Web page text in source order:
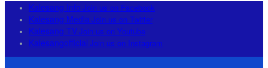
Kalesang Info Join us on Facebook
Kalesang Media Join us on Twitter
Kalesang TVJoin us on Youtube
Kalesangofficial Join us on Instagram